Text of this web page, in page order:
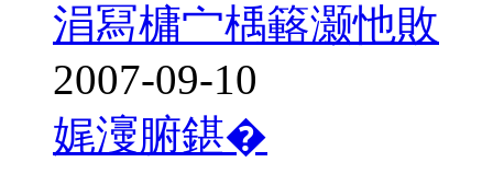
涓冩槦宀楀簵灏忚敗
2007-09-10
娓濅腑鍖�